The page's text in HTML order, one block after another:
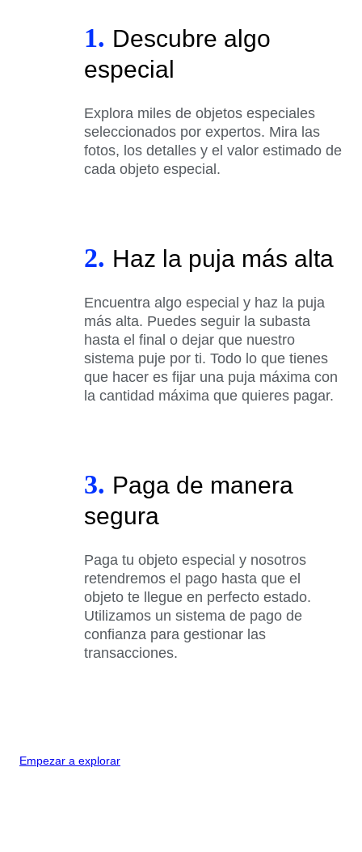
1. Descubre algo
especial
Explora miles de objetos especiales
seleccionados por expertos. Mira las
fotos, los detalles y el valor estimado de
cada objeto especial.
2. Haz la puja más alta
Encuentra algo especial y haz la puja
más alta. Puedes seguir la subasta
hasta el final o dejar que nuestro
sistema puje por ti. Todo lo que tienes
que hacer es fijar una puja máxima con
la cantidad máxima que quieres pagar.
3. Paga de manera
segura
Paga tu objeto especial y nosotros
retendremos el pago hasta que el
objeto te llegue en perfecto estado.
Utilizamos un sistema de pago de
confianza para gestionar las
transacciones.
Empezar a explorar